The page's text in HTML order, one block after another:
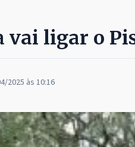
vai ligar o
2025 às 10:16